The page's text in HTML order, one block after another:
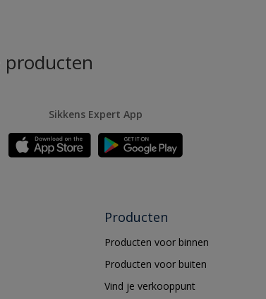
producten
Sikkens Expert App
Producten
Producten voor binnen
Producten voor buiten
Vind je verkooppunt